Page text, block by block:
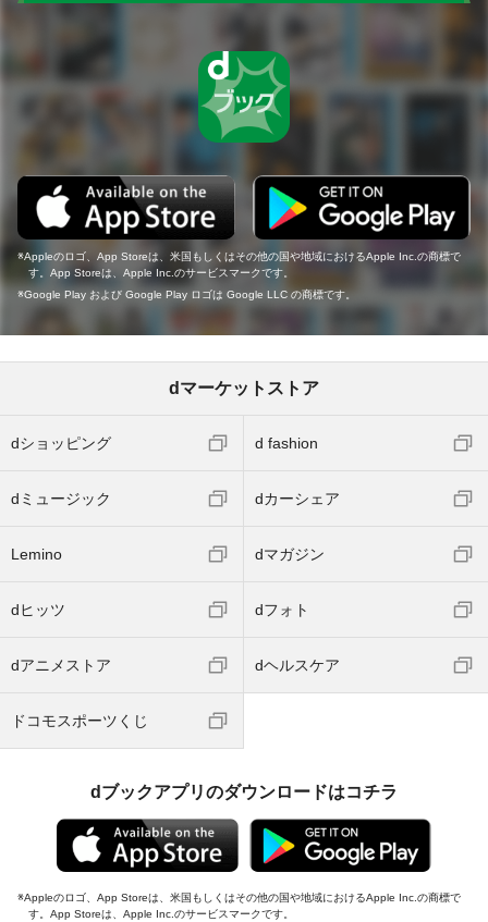
Appleのロゴ、App Storeは、米国もしくはその他の国や地域におけるApple Inc.の商標で
す。App Storeは、Apple Inc.のサービスマークです。
Google Play および Google Play ロゴは Google LLC の商標です。
dマーケットストア
dショッピング d fashion
dミュージック dカーシェア
Lemino dマガジン
dヒッツ dフォト
dアニメストア dヘルスケア
ドコモスポーツくじ
dブックアプリのダウンロードはコチラ
Appleのロゴ、App Storeは、米国もしくはその他の国や地域におけるApple Inc.の商標で
す。App Storeは、Apple Inc.のサービスマークです。